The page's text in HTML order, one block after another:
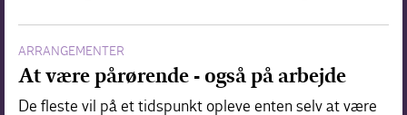
ARRANGEMENTER
At være pårørende - også på arbejde
De fleste vil på et tidspunkt opleve enten selv at være